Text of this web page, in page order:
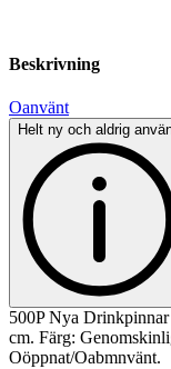
Beskrivning
Oanvänt
Helt ny och aldrig
500P Nya
cm. Färg:
Oöppnat/Oabmnvänt.